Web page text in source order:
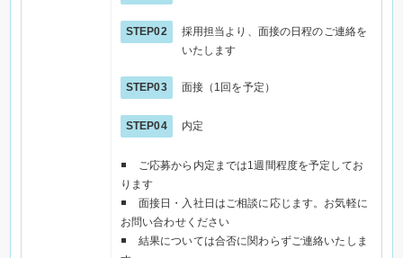
た」とお伝えください
STEP02
採用担当より、面接の日程のご連絡を
いたします
STEP03 面接（1回を予定）
STEP04 内定
ご応募から内定までは1週間程度を予定してお
ります
面接日・入社日はご相談に応じます。お気軽に
お問い合わせください
結果については合否に関わらずご連絡いたしま